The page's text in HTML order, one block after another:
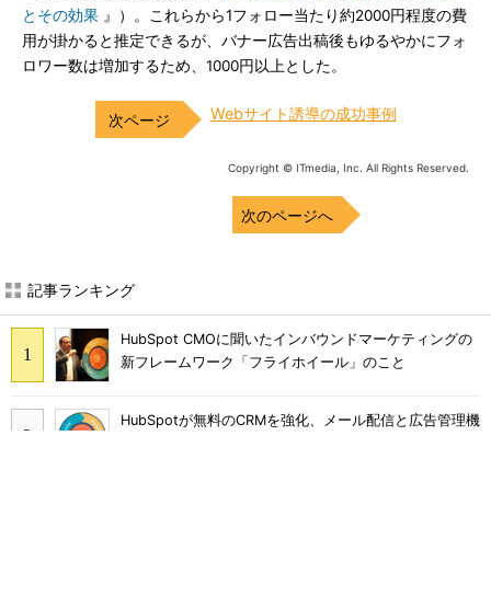
とその効果 』）。これらから1フォロー当たり約2000円程度の費
用が掛かると推定できるが、バナー広告出稿後もゆるやかにフォ
ロワー数は増加するため、1000円以上とした。
Webサイト誘導の成功事例
Copyright © ITmedia, Inc. All Rights Reserved.
次のページへ
記事ランキング
HubSpot CMOに聞いたインバウンドマーケティングの
新フレームワーク「フライホイール」のこと
HubSpotが無料のCRMを強化、メール配信と広告管理機